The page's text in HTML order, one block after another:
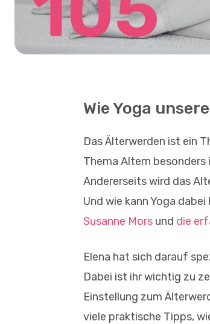
Wie Yoga
Das Älterwerden ist ein
Thema Altern
Andererseits wird das
Und wie kann Yoga
Susanne Mors und die
Elena hat sich darauf
Dabei ist ihr wichtig zu
Einstellung zum
viele praktische Tipps,